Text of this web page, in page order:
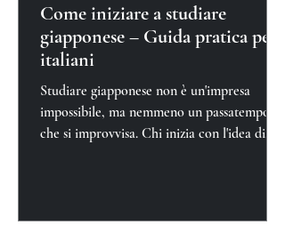
Come iniziare a studiare
giapponese – Guida pratica per
italiani
Studiare giapponese non è un'impresa
impossibile, ma nemmeno un passatempo
che si improvvisa. Chi inizia con l'idea di